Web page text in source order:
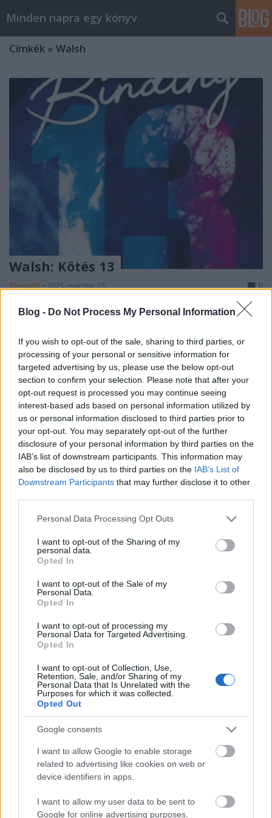
Blog - Do Not Process My Personal Information
If you wish to opt-out of the sale, sharing to third parties, or
processing of your personal or sensitive information for
targeted advertising by us, please use the below opt-out
section to confirm your selection. Please note that after your
opt-out request is processed you may continue seeing
interest-based ads based on personal information utilized by
us or personal information disclosed to third parties prior to
your opt-out. You may separately opt-out of the further
disclosure of your personal information by third parties on the
IAB’s list of downstream participants. This information may
also be disclosed by us to third parties on the IAB’s List of
Downstream Participants that may further disclose it to other
Please note that this website/app uses one or more Google
not limited to your visit or usage behaviour. You may click to
grant or deny consent to Google and its third-party tags to
use your data for below specified purposes in below Google
consent section.
Personal Data Processing Opt Outs
I want to opt-out of the Sharing of my
personal data.
Opted In
I want to opt-out of the Sale of my
Personal Data.
Opted In
I want to opt-out of processing my
Personal Data for Targeted Advertising.
Opted In
I want to opt-out of Collection, Use,
Retention, Sale, and/or Sharing of my
Personal Data that Is Unrelated with the
Purposes for which it was collected.
Opted Out
Google consents
I want to allow Google to enable storage
related to advertising like cookies on web or
device identifiers in apps.
I want to allow my user data to be sent to
Google for online advertising purposes.
Minden napra egy könyv
Címkék » Walsh
Walsh: Kötés 13
BBerni86 • 2025. március 25. 0
Fülszöveg: A ​lány sérült. A fiú elszánt. A sors sodorta
Johnny Kavanagh körül forog minden. A rögbi
meccseken számolni kell vele, még akkor is, ha
titkolja, hogy sérülten lép a pályára. Mindenki
számára egyértelmű, hogy a csúcsra tör, és ezért…
SpoilerZóna
Rosie Walsh: Hét nap szerelem
BBerni86•2018. július 08.
A mindennapmozi.blog.hu mai SpoilerZónája
megkínzott. Nagyon nem volt ötletem, miről
meséljek. Szerencsére itt könnyebb dolgom volt – a
héten legtöbben Rosie Walsh regényéről olvastatok
nálam, így úgy döntöttem, az érdeklődőknek
elmesélem a csavarokat, amikre ott csak…